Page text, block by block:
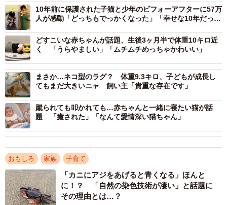
この写真を見た人たちからは、
「可愛いい酔っぱらいですね（笑）」
「お兄さ～～ん、起きて～！警察です～。お兄さ～ん 大丈
夫～～～？」
「リアルww警察24時」
などの反響が寄せられ、「いいね」は5.3万件にもなりまし
た。
なぜこんなことになったのでしょうか。投稿主にお話を聞
きました。
ーー息子さんは何歳ですか。
「1歳7カ月です。画像は1歳半最後の日のものです」
10年前に保護された子猫と少年のビフォーアフターに57万
人が感動「どっちもでっかくなった」「幸せな10年だった
どすこいな赤ちゃんが話題、生後3ヶ月半で体重10キロ近
く 「うらやましい」「ムチムチめっちゃかわいい」
まさか…ネコ型のラグ？ 体重9.3キロ、子どもが成長し
てもまだ大きいニャ 飼い主「貴重な存在です」
蹴られても叩かれても…赤ちゃんと一緒に寝たい猫が話
題 「癒された」「なんて愛情深い猫ちゃん」
おもしろ 家族 子育て
「カニにアジをあげると青くなる」ほんと
に！？ 「自然の染色技術が凄い」と話題に
その理由とは…？